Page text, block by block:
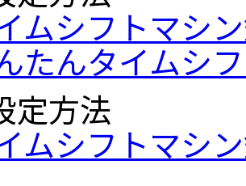
ムシフトマシ
たんタイムシ
定方法
ムシフトマシ